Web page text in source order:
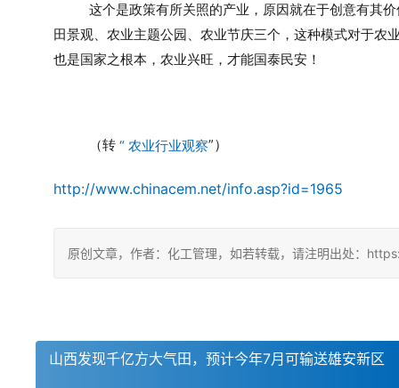
这个是政策有所关照的产业，原因就在于创意有其
田景观、农业主题公园、农业节庆三个，这种模式对于
也是国家之根本，农业兴旺，才能国泰民安！
（转 “ 农业行业观察”）
http://www.chinacem.net/info.asp?id=1965
原创文章，作者：化工管理，如若转载，请注明出处：
山西发现千亿方大气田，预计今年7月可输送雄安新区